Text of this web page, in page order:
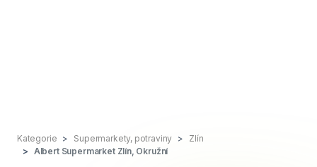
Kategorie Supermarkety, potraviny
Zlín
Albert Supermarket Zlín, Okružní